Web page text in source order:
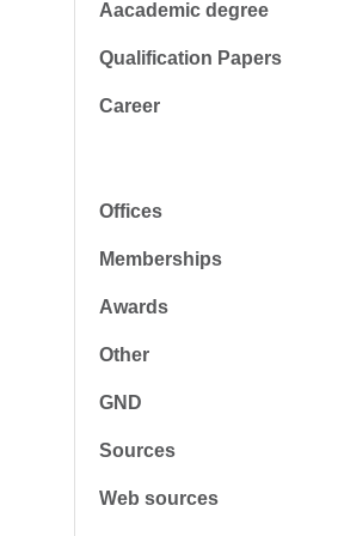
Aacademic degree
Qualification Papers
Career
Offices
Memberships
Awards
Other
GND
Sources
Web sources